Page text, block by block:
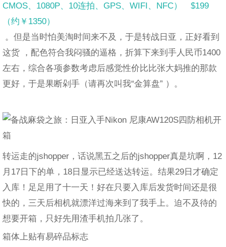
CMOS、1080P、10连拍、GPS、WIFI、NFC） $199
（约￥1350）
。但是当时怕美淘时间来不及，于是转战日亚，正好看到
这货 ，配色符合我闷骚的逼格，折算下来到手人民币1400
左右，综合各项参数考虑后感觉性价比比张大妈推的那款
更好，于是果断剁手（请再次叫我“金算盘” ）。
转运走的jshopper，话说黑五之后的jshopper真是坑啊，12
月17日下的单，18日显示已经送达转运。结果29日才确定
入库！足足用了十一天！好在只要入库后发货时间还是很
快的，三天后相机就漂洋过海来到了我手上。迫不及待的
想要开箱，只好先用渣手机拍几张了。
箱体上贴有易碎品标志